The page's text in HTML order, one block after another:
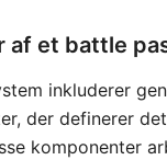
af et battle
inkluderer
der definerer
komponenter